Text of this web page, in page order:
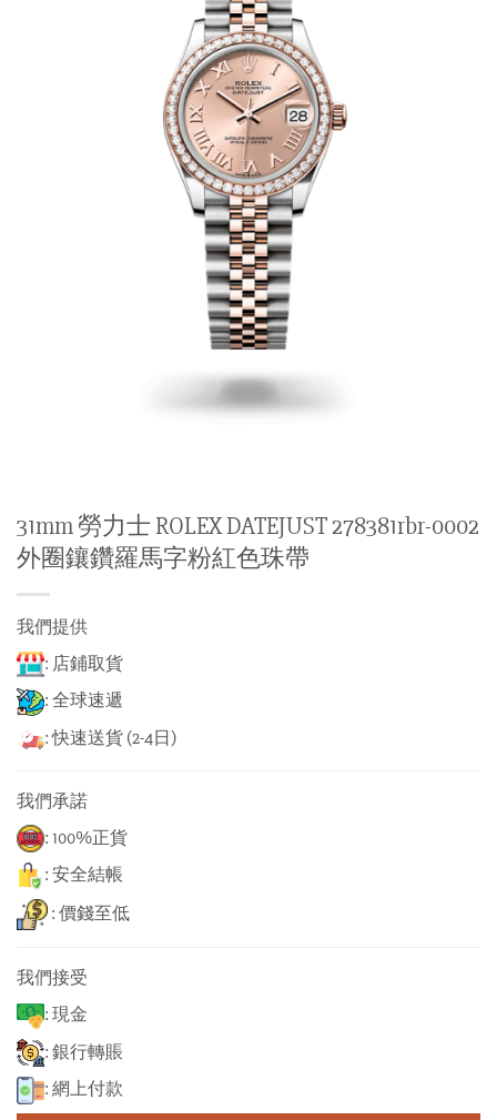
31mm 勞力士 ROLEX DATEJUST 278381rbr-0002
外圈鑲鑽羅馬字粉紅色珠帶
我們提供
: 店鋪取貨
: 全球速遞
: 快速送貨 (2-4日)
我們承諾
: 100%正貨
: 安全結帳
: 價錢至低
我們接受
: 現金
: 銀行轉賬
: 網上付款